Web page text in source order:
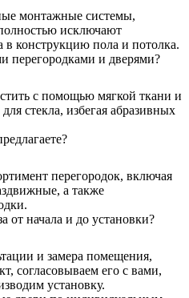
монтажные системы,
исключают
в конструкцию пола и потолка.
перегородками и дверями?
с помощью мягкой ткани и
стекла, избегая абразивных
перегородок, включая
а также
от начала и до установки?
и замера помещения,
согласовываем его с вами,
установку.